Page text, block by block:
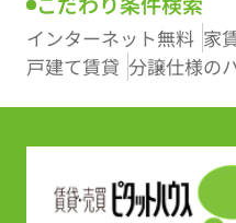
インターネット無料 家
戸建て賃貸 分譲仕様の